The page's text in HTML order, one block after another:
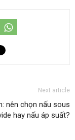
Next article
nên chọn nấu sous
hay nấu áp suất?